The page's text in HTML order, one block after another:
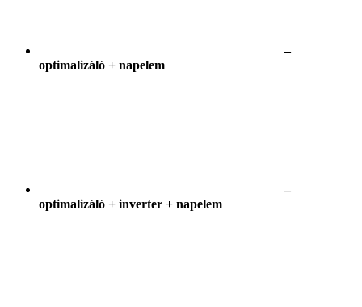
–
optimalizáló + napelem
–
optimalizáló + inverter + napelem